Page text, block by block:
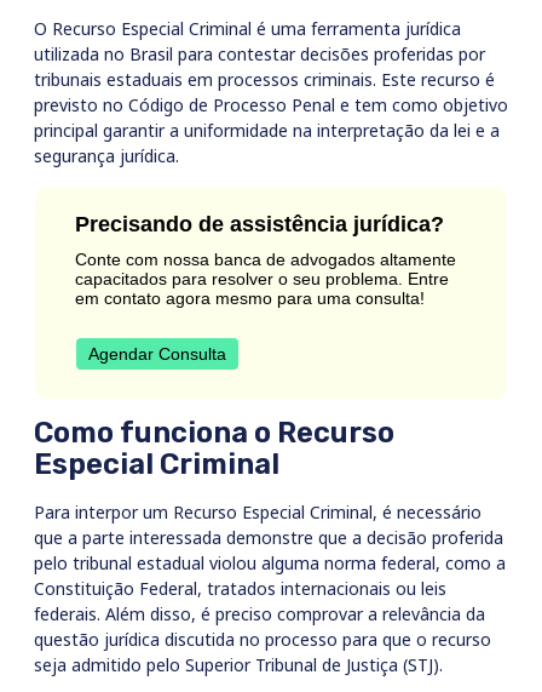
O Recurso Especial Criminal é uma ferramenta jurídica
utilizada no Brasil para contestar decisões proferidas por
tribunais estaduais em processos criminais. Este recurso é
previsto no Código de Processo Penal e tem como objetivo
principal garantir a uniformidade na interpretação da lei e a
segurança jurídica.
Precisando de assistência jurídica?
Conte com nossa banca de advogados altamente
capacitados para resolver o seu problema. Entre
em contato agora mesmo para uma consulta!
Agendar Consulta
Como funciona o Recurso
Especial Criminal
Para interpor um Recurso Especial Criminal, é necessário
que a parte interessada demonstre que a decisão proferida
pelo tribunal estadual violou alguma norma federal, como a
Constituição Federal, tratados internacionais ou leis
federais. Além disso, é preciso comprovar a relevância da
questão jurídica discutida no processo para que o recurso
seja admitido pelo Superior Tribunal de Justiça (STJ).